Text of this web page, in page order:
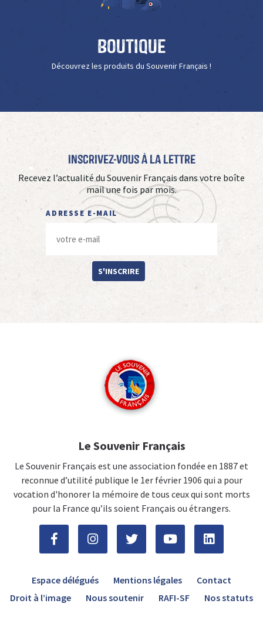
Boutique
Découvrez les produits du Souvenir Français !
Inscrivez-vous à La Lettre
Recevez l’actualité du Souvenir Français dans votre boîte
mail une fois par mois.
ADRESSE E-MAIL
S'INSCRIRE
Le Souvenir Français
Le Souvenir Français est une association fondée en 1887 et
reconnue d’utilité publique le 1er février 1906 qui a pour
vocation d'honorer la mémoire de tous ceux qui sont morts
pour la France qu’ils soient Français ou étrangers.
Espace délégués Mentions légales
Contact
Droit à l’image
Nous soutenir RAFI-SF Nos statuts